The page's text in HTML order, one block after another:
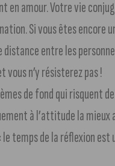
en amour. Votre vie
Si vous êtes encore
entre les
n’y résisterez pas !
de fond qui risquent
à l’attitude la mieux
temps de la réflexion est